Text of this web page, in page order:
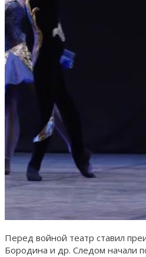
Перед войной театр ставил
Бородина и др. Следом начали